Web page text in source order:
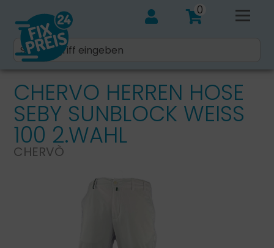
0
CHERVO HERREN HOSE
SEBY SUNBLOCK WEISS 1
00 2.WAHL
CHERVÒ